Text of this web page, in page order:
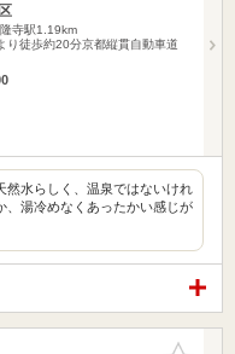
寺駅1.19km
り徒歩約20分京都縦貫自動車道
然水らしく、温泉ではないけれ
、湯冷めなくあったかい感じが
お気に入